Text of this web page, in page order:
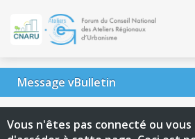
Message vBulletin
Vous n'êtes pas connecté ou